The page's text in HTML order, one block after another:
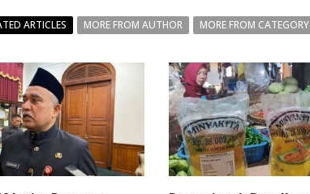
ARTICLES MORE FROM AUTHOR MORE FROM CATEGORY